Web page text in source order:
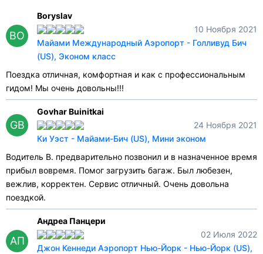
BO
Boryslav
10 Ноября 2021
Майами Международный Аэропорт - Голливуд Бич
(US), Эконом класс
Поездка отличная, комфортная и как с профессиональным
гидом! Мы очень довольны!!!
GB
Govhar Buinitkai
24 Ноября 2021
Ки Уэст - Майами-Бич (US), Мини эконом
Водитель В. предварительно позвонил и в назначенное время
прибыл вовремя. Помог загрузить багаж. Был любезен,
вежлив, корректен. Сервис отличный. Очень довольна
поездкой.
АП
Андреа Панцери
02 Июля 2022
Джон Кеннеди Аэропорт Нью-Йорк - Нью-Йорк (US),